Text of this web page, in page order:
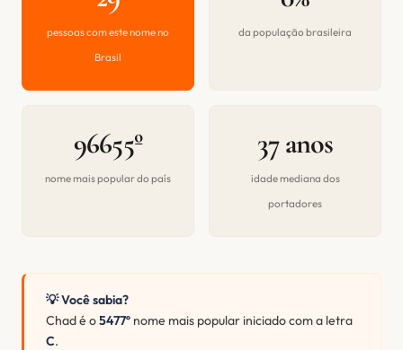
pessoas com este nome no
Brasil
da população brasileira
96655º
nome mais popular do país
37 anos
idade mediana dos
portadores
💡 Você sabia?
Chad é o5477º nome mais popular iniciado com a letra
C.